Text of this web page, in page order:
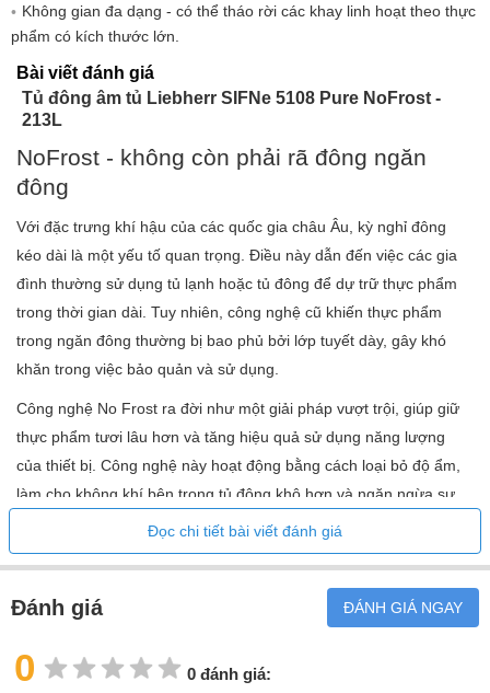
Loại cài đặt
Lắp ráp cửa Cửa cố định
Trọng lượng cửa tủ bếp tối đa 26
Bản lề cửa
Thay thế bản lề cửa Có thể cho khách hàng
Góc mở cửa 115°
Gioăng cửa Có thể thay thế
Chân có thể điều chỉnh độ cao 2
Thanh cân bằng ✔
Số lượng thanh cân bằng 2
2.200mm
Không gian đa dạng - có thể tháo rời các khay linh hoạt theo thực
phẩm có kích thước lớn.
Bài viết đánh giá
Tủ đông âm tủ Liebherr SIFNe 5108 Pure NoFrost -
213L
NoFrost - không còn phải rã đông ngăn
đông
Với đặc trưng khí hậu của các quốc gia châu Âu, kỳ nghỉ đông
kéo dài là một yếu tố quan trọng. Điều này dẫn đến việc các gia
đình thường sử dụng tủ lạnh hoặc tủ đông để dự trữ thực phẩm
trong thời gian dài. Tuy nhiên, công nghệ cũ khiến thực phẩm
trong ngăn đông thường bị bao phủ bởi lớp tuyết dày, gây khó
khăn trong việc bảo quản và sử dụng.
Công nghệ No Frost ra đời như một giải pháp vượt trội, giúp giữ
thực phẩm tươi lâu hơn và tăng hiệu quả sử dụng năng lượng
của thiết bị. Công nghệ này hoạt động bằng cách loại bỏ độ ẩm,
làm cho không khí bên trong tủ đông khô hơn và ngăn ngừa sự
hình thành sương giá trên thành tủ hoặc trên thực phẩm. Kết quả
là người dùng không còn phải lo lắng về việc rã đông, tiết kiệm
Đọc chi tiết bài viết đánh giá
Đánh giá ĐÁNH GIÁ NGAY
0 0 đánh giá: